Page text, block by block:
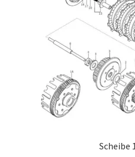
Scheibe